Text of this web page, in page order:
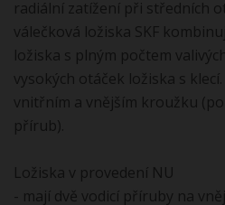
radiální zatížení při středních
válečková ložiska SKF
ložiska s plným počtem
vysokých otáček ložiska s
vnitřním a vnějším kroužku
přírub).
Ložiska v provedení NU
- mají dvě vodicí příruby na